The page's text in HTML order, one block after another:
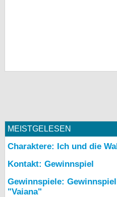
MEISTGELESEN
Charaktere: Ich und die
Kontakt: Gewinnspiel
Gewinnspiele:
"Vaiana"